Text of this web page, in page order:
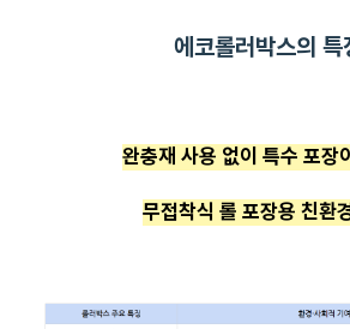
에코롤러박스의 특
완충재 사용 없이 특수 포장
무접착식 롤 포장용 친환